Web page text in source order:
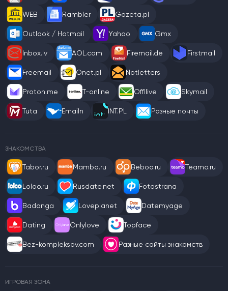
WEB Rambler Gazeta.pl
Outlook / Hotmail Yahoo Gmx
Inbox.lv AOL.com Firemail.de Firstmail
Freemail Onet.pl Notletters
Proton.me T-online Offilive Skymail
Tuta Emailn INT.PL Разные почты
ЗНАКОМСТВА
Tabor.ru Mamba.ru Beboo.ru Teamo.ru
Loloo.ru Rusdate.net Fotostrana
Badanga Loveplanet Datemyage
Dating Onlylove Topface
Bez-kompleksov.com Разные сайты знакомств
ИГРОВАЯ ЗОНА